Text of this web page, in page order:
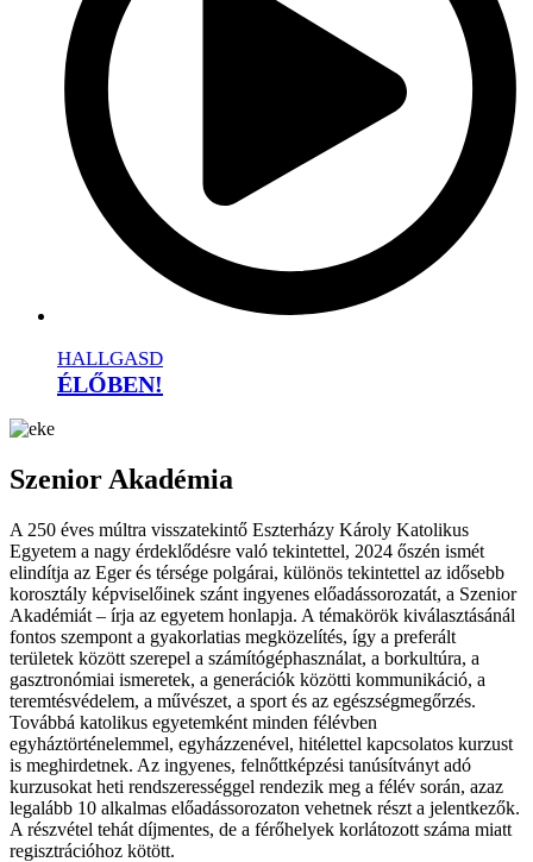
HALLGASD
ÉLŐBEN!
Szenior Akadémia
A 250 éves múltra visszatekintő Eszterházy Károly Katolikus
Egyetem a nagy érdeklődésre való tekintettel, 2024 őszén ismét
elindítja az Eger és térsége polgárai, különös tekintettel az idősebb
korosztály képviselőinek szánt ingyenes előadássorozatát, a Szenior
Akadémiát – írja az egyetem honlapja. A témakörök kiválasztásánál
fontos szempont a gyakorlatias megközelítés, így a preferált
területek között szerepel a számítógéphasználat, a borkultúra, a
gasztronómiai ismeretek, a generációk közötti kommunikáció, a
teremtésvédelem, a művészet, a sport és az egészségmegőrzés.
Továbbá katolikus egyetemként minden félévben
egyháztörténelemmel, egyházzenével, hitélettel kapcsolatos kurzust
is meghirdetnek. Az ingyenes, felnőttképzési tanúsítványt adó
kurzusokat heti rendszerességgel rendezik meg a félév során, azaz
legalább 10 alkalmas előadássorozaton vehetnek részt a jelentkezők.
A részvétel tehát díjmentes, de a férőhelyek korlátozott száma miatt
regisztrációhoz kötött.